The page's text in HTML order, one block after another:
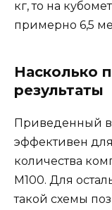
кг, то на
примерно 6,5
Насколько
результаты
Приведенный
эффективен
количества
M100. Для
такой схемы